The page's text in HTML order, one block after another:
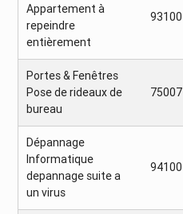
Appartement à
repeindre
entièrement
93100
Portes & Fenêtres
Pose de rideaux de
bureau
75007
Dépannage
Informatique
depannage suite a
un virus
94100